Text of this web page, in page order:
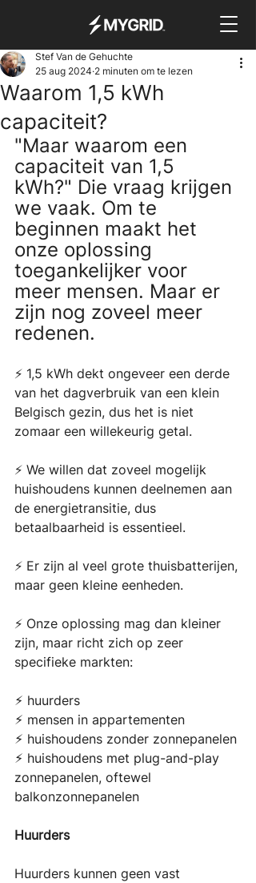
Waarom 1,5 kWh
capaciteit?
Stef Van de Gehuchte
25 aug 2024 2 minuten om te lezen
"Maar waarom een
capaciteit van 1,5
kWh?" Die vraag krijgen
we vaak. Om te
beginnen maakt het
onze oplossing
toegankelijker voor
meer mensen. Maar er
zijn nog zoveel meer
redenen.
⚡️ 1,5 kWh dekt ongeveer een derde
van het dagverbruik van een klein
Belgisch gezin, dus het is niet
zomaar een willekeurig getal.
⚡️ We willen dat zoveel mogelijk
huishoudens kunnen deelnemen aan
de energietransitie, dus
betaalbaarheid is essentieel.
⚡️ Er zijn al veel grote thuisbatterijen,
maar geen kleine eenheden.
⚡️ Onze oplossing mag dan kleiner
zijn, maar richt zich op zeer
specifieke markten:
⚡︎ huurders
⚡︎ mensen in appartementen
⚡︎ huishoudens zonder zonnepanelen
⚡︎ huishoudens met plug-and-play
zonnepanelen, oftewel
balkonzonnepanelen
Huurders
Huurders kunnen geen vast